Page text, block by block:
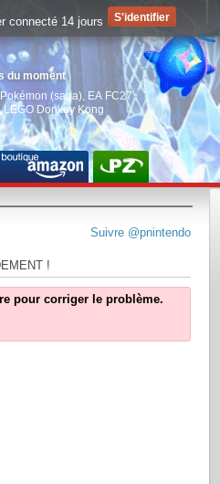
du moment
Pokémon (saga) EA FC27,
LEGO Donkey Kong
Suivre @pnintendo
!
pour corriger le problème.
connecté 14 jours